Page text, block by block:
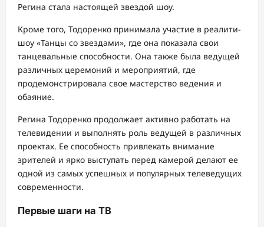
Регина стала настоящей звездой шоу.
Кроме того, Тодоренко принимала участие в реалити-
шоу «Танцы со звездами», где она показала свои
танцевальные способности. Она также была ведущей
различных церемоний и мероприятий, где
продемонстрировала свое мастерство ведения и
обаяние.
Регина Тодоренко продолжает активно работать на
телевидении и выполнять роль ведущей в различных
проектах. Ее способность привлекать внимание
зрителей и ярко выступать перед камерой делают ее
одной из самых успешных и популярных телеведущих
современности.
Первые шаги на ТВ